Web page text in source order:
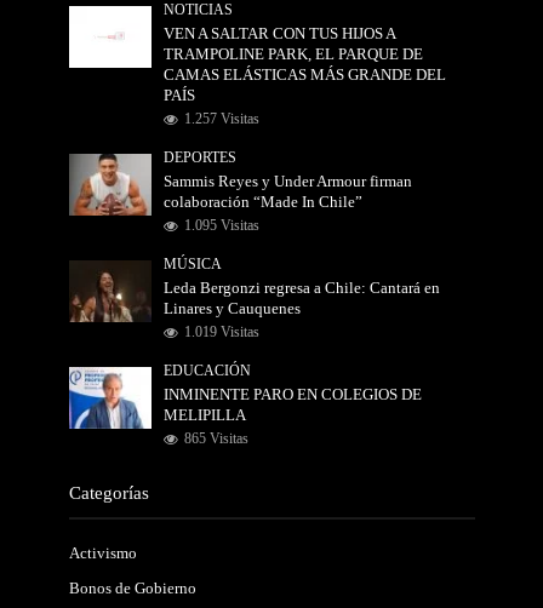
NOTICIAS
VEN A SALTAR CON TUS HIJOS A
TRAMPOLINE PARK, EL PARQUE DE
CAMAS ELÁSTICAS MÁS GRANDE DEL
PAÍS
1.257 Visitas
DEPORTES
Sammis Reyes y Under Armour firman
colaboración “Made In Chile”
1.095 Visitas
MÚSICA
Leda Bergonzi regresa a Chile: Cantará en
Linares y Cauquenes
1.019 Visitas
EDUCACIÓN
INMINENTE PARO EN COLEGIOS DE
MELIPILLA
865 Visitas
Categorías
Activismo
Bonos de Gobierno